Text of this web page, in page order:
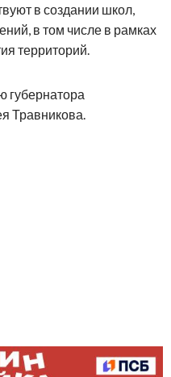
в создании школ,
в том числе в рамках
территорий.
губернатора
Травникова.